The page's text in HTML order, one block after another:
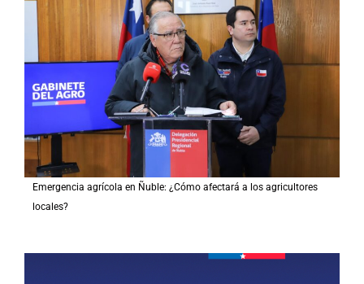
Emergencia agrícola en Ñuble: ¿Cómo afectará a los agricultores
locales?